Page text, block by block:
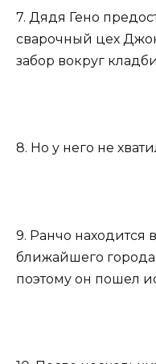
7. Дядя Гено
сварочный цех
забор вокруг
8. Но у него не
9. Ранчо находится
ближайшего города
поэтому он пошел